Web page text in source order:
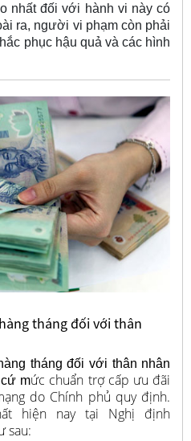
nhất đối với hành vi này có
ra, người vi phạm còn phải
phục hậu quả và các hình
tháng đối với thân
tháng đối với thân nhân
mức chuẩn trợ cấp ưu đãi
do Chính phủ quy định.
hiện nay tại Nghị định
sau: